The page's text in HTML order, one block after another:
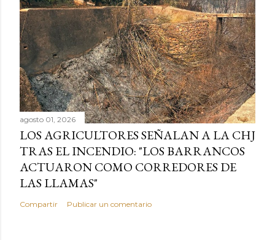
agosto 01, 2026
LOS AGRICULTORES SEÑALAN A LA CHJ
TRAS EL INCENDIO: "LOS BARRANCOS
ACTUARON COMO CORREDORES DE
LAS LLAMAS"
Compartir Publicar un comentario